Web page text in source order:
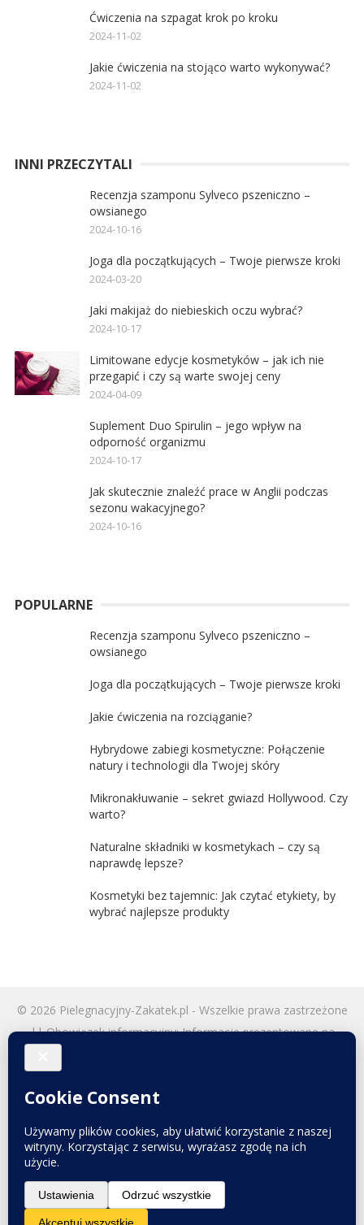
Ćwiczenia na szpagat krok po kroku
2024-11-02
Jakie ćwiczenia na stojąco warto wykonywać?
2024-11-02
INNI PRZECZYTALI
Recenzja szamponu Sylveco pszeniczno –
owsianego
2024-10-16
Joga dla początkujących – Twoje pierwsze kroki
2024-03-20
Jaki makijaż do niebieskich oczu wybrać?
2024-10-17
Limitowane edycje kosmetyków – jak ich nie
przegapić i czy są warte swojej ceny
2024-04-09
Suplement Duo Spirulin – jego wpływ na
odporność organizmu
2024-10-17
Jak skutecznie znaleźć prace w Anglii podczas
sezonu wakacyjnego?
2024-10-16
POPULARNE
Recenzja szamponu Sylveco pszeniczno –
owsianego
Joga dla początkujących – Twoje pierwsze kroki
Jakie ćwiczenia na rozciąganie?
Hybrydowe zabiegi kosmetyczne: Połączenie
natury i technologii dla Twojej skóry
Mikronakłuwanie – sekret gwiazd Hollywood. Czy
warto?
Naturalne składniki w kosmetykach – czy są
naprawdę lepsze?
Kosmetyki bez tajemnic: Jak czytać etykiety, by
wybrać najlepsze produkty
© 2026 Pielegnacyjny-Zakatek.pl - Wszelkie prawa zastrzeżone
|| Obowiązek informacyjny: Informacje prezentowane na
Mają one charakter ogólny i nie powinny być traktowane jako
wytyczne do diagnozowania czy leczenia jakichkolwiek schorzeń.
bezwzględnie skonsultować się z lekarzem || Do tworzenia
tekstów i obrazów wykorzystujemy narzędzia AI. Zależy nam na
najwyższej jakości, dlatego przed publikacją wszystkie
informacje są skrupulatnie sprawdzane i weryfikowane